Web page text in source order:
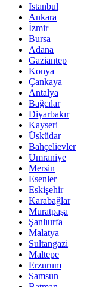
Istanbul
Ankara
İzmir
Bursa
Adana
Gaziantep
Konya
Çankaya
Antalya
Bağcılar
Diyarbakır
Kayseri
Üsküdar
Bahçelievler
Umraniye
Mersin
Esenler
Eskişehir
Karabağlar
Muratpaşa
Şanlıurfa
Malatya
Sultangazi
Maltepe
Erzurum
Samsun